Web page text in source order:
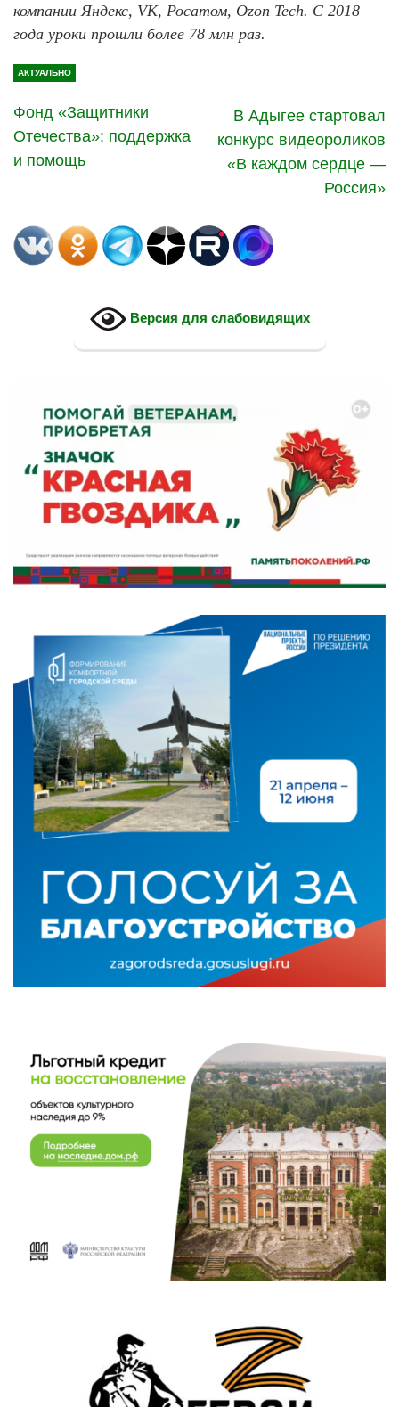
компании Яндекс, VK, Росатом, Ozon Tech. С 2018
года уроки прошли более 78 млн раз.
АКТУАЛЬНО
Фонд «Защитники
Отечества»: поддержка
и помощь
В Адыгее стартовал
конкурс видеороликов
«В каждом сердце —
Россия»
Версия для слабовидящих